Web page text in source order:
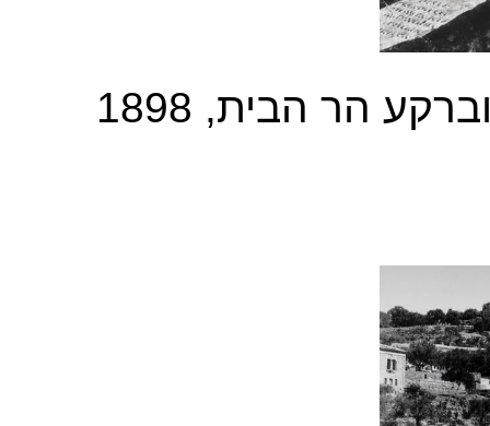
בית הקברות היהודי בהר הזיתים וברקע הר הבית, 1898